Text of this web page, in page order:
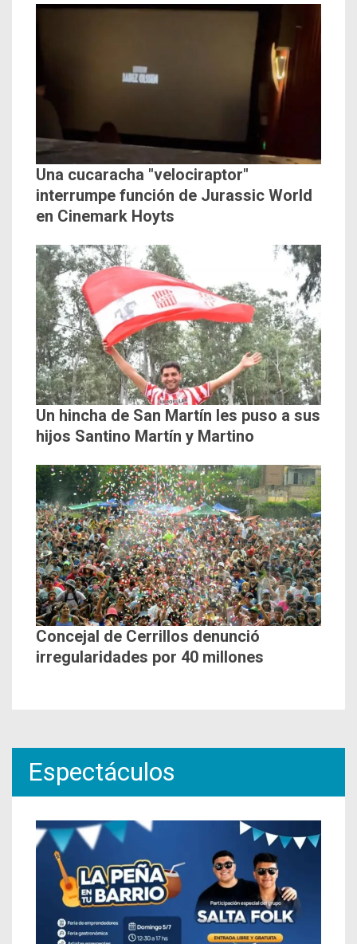
Una cucaracha "velociraptor"
interrumpe función de Jurassic World
en Cinemark Hoyts
Un hincha de San Martín les puso a sus
hijos Santino Martín y Martino
Concejal de Cerrillos denunció
irregularidades por 40 millones
Espectáculos